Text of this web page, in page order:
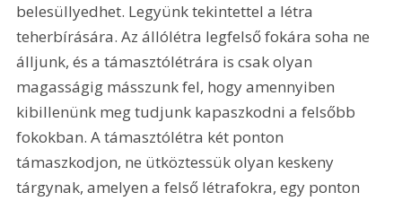
belesüllyedhet. Legyünk tekintettel a létra
teherbírására. Az állólétra legfelső fokára soha ne
álljunk, és a támasztólétrára is csak olyan
magasságig másszunk fel, hogy amennyiben
kibillenünk meg tudjunk kapaszkodni a felsőbb
fokokban. A támasztólétra két ponton
támaszkodjon, ne ütköztessük olyan keskeny
tárgynak, amelyen a felső létrafokra, egy ponton